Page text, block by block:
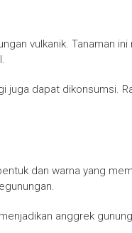
vulkanik. Tanaman
juga dapat dikonsumsi.
dan warna yang
anggrek